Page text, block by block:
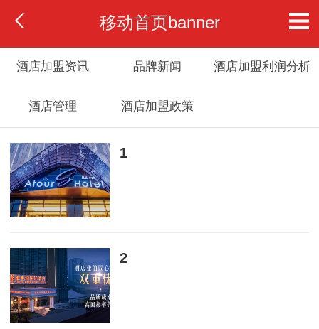
移动首页banner
酒店加盟资讯 品牌新闻 酒店加盟利润分析
酒店管理 酒店加盟政策
1
2